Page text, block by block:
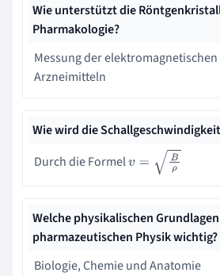
Wie unterstützt die
Pharmakologie?
Messung der
Arzneimitteln
Wie wird die
Durch die Formelv=Bρ
Welche physikalischen
pharmazeutischen Physik wichtig?
Biologie, Chemie und Anatomie